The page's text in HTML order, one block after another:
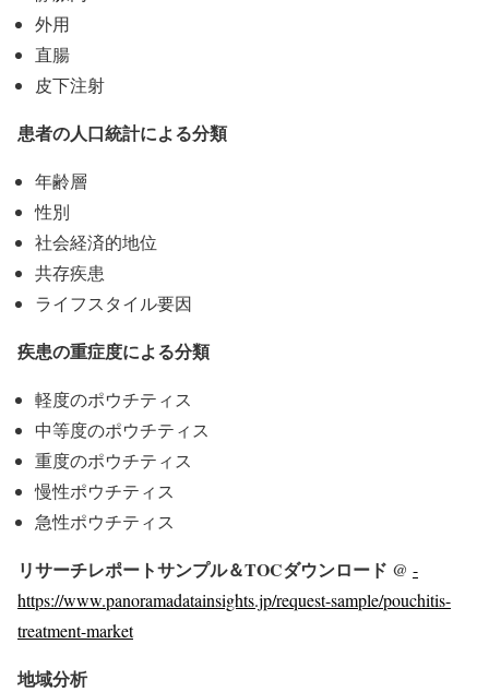
外用
直腸
皮下注射
患者の人口統計による分類
年齢層
性別
社会経済的地位
共存疾患
ライフスタイル要因
疾患の重症度による分類
軽度のポウチティス
中等度のポウチティス
重度のポウチティス
慢性ポウチティス
急性ポウチティス
リサーチレポートサンプル＆TOCダウンロード @ -
https://www.panoramadatainsights.jp/request-sample/pouchitis-
treatment-market
地域分析